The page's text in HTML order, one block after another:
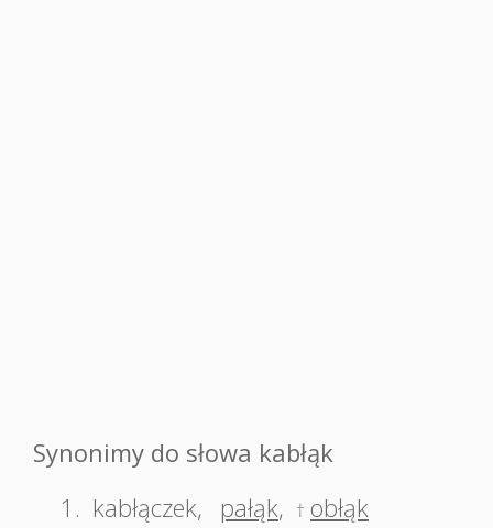
Synonimy do słowa kabłąk
1. kabłączek, pałąk, † obłąk